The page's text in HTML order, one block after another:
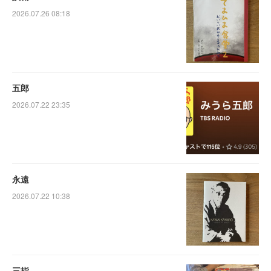
2026.07.26 08:18
五郎
2026.07.22 23:35
永遠
2026.07.22 10:38